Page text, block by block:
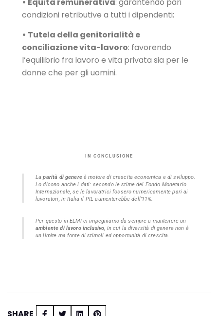
condizioni retributive a tutti i dipendenti;
• Tutela della genitorialità e
conciliazione vita-lavoro: favorendo
l’equilibrio fra lavoro e vita privata sia per le
donne che per gli uomini.
IN CONCLUSIONE
Laparità di genereè motore di crescita economica e di sviluppo.
Lo dicono anche i dati: secondo le stime del Fondo Monetario
Internazionale, se le lavoratrici fossero numericamente pari ai
lavoratori, in Italia il PIL aumenterebbe dell’11%.
Per questo in ELMI ci impegniamo da sempre a mantenere un
ambiente di lavoro inclusivo, in cui la diversità di genere non è
un limite ma fonte di stimoli ed opportunità di crescita.